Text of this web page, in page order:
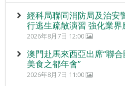
經科局聯同消防局及治安
行逃生疏散演習 強化業界
2026年8月7日 12:00
澳門赴馬來西亞出席“聯
美食之都年會”
2026年8月7日 11:00